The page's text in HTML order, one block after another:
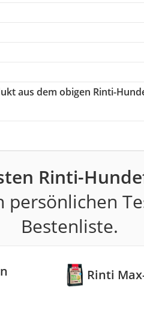
aus dem obigen Rinti-
Rinti-
persönlichen
Bestenliste.
Rinti